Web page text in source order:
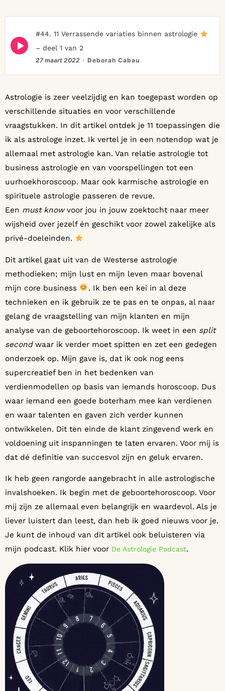
Episode
play
#44. 11 Verrassende variaties binnen astrologie
– deel 1 van 2
27 maart 2022 Deborah Cabau
Astrologie is zeer veelzijdig en kan toegepast worden op
verschillende situaties en voor verschillende
vraagstukken. In dit artikel ontdek je 11 toepassingen die
ik als astrologe inzet. Ik vertel je in een notendop wat je
allemaal met astrologie kan. Van relatie astrologie tot
business astrologie en van voorspellingen tot een
uurhoekhoroscoop. Maar ook karmische astrologie en
spirituele astrologie passeren de revue.
Een must knowvoor jou in jouw zoektocht naar meer
wijsheid over jezelf én geschikt voor zowel zakelijke als
privé-doeleinden.
Dit artikel gaat uit van de Westerse astrologie
methodieken; mijn lust en mijn leven maar bovenal
mijn core business
. Ik ben een kei in al deze
technieken en ik gebruik ze te pas en te onpas, al naar
gelang de vraagstelling van mijn klanten en mijn
analyse van de geboortehoroscoop. Ik weet in een split
secondwaar ik verder moet spitten en zet een gedegen
onderzoek op. Mijn gave is, dat ik ook nog eens
supercreatief ben in het bedenken van
verdienmodellen op basis van iemands horoscoop. Dus
waar iemand een goede boterham mee kan verdienen
en waar talenten en gaven zich verder kunnen
ontwikkelen. Dit ten einde de klant zingevend werk en
voldoening uit inspanningen te laten ervaren. Voor mij is
dat dé definitie van succesvol zijn en geluk ervaren.
Ik heb geen rangorde aangebracht in alle astrologische
invalshoeken. Ik begin met de geboortehoroscoop. Voor
mij zijn ze allemaal even belangrijk en waardevol. Als je
liever luistert dan leest, dan heb ik goed nieuws voor je.
Je kunt de inhoud van dit artikel ook beluisteren via
mijn podcast. Klik hier voor De Astrologie Podcast.